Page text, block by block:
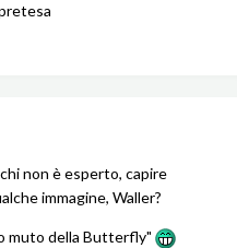
non è esperto, capire
immagine, Waller?
muto della Butterfly"